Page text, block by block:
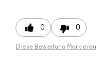
0 0
Diese Bewertung Markieren